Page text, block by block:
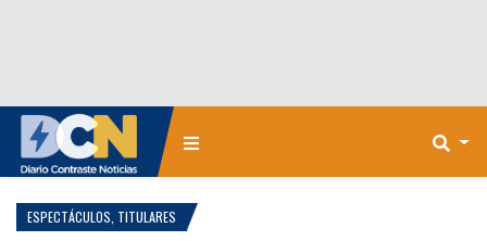
ESPECTÁCULOS TITULARES